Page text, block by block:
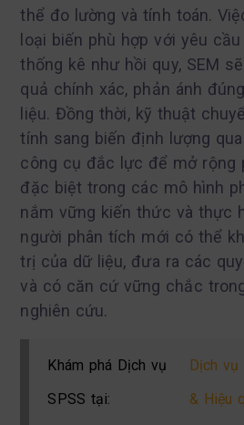
thể đo lường và tính toán.
loại biến phù hợp với yêu
thống kê như hồi quy, SEM
quả chính xác, phản ánh
liệu. Đồng thời, kỹ thuật
tính sang biến định lượng
công cụ đắc lực để mở rộng
đặc biệt trong các mô hình
nắm vững kiến thức và thực
người phân tích mới có thể
trị của dữ liệu, đưa ra các
và có căn cứ vững chắc
nghiên cứu.
Khám phá Dịch vụ
SPSS tại:
Dịch
& Hiệu